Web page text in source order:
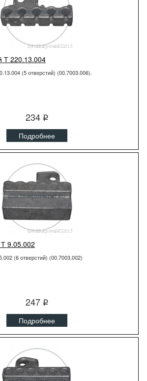
Т 220.13.004
(5 отверстий) (00.7003.006).
234 q
Подробнее
9.05.002
(6 отверстий) (00.7003.002)
247 q
Подробнее